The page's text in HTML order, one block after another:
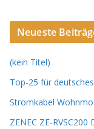
Neueste
(kein Titel)
Top-25 für
Stromkabel
ZENEC ZE-